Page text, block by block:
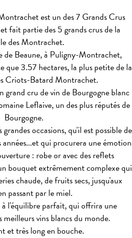
est un des 7 Grands Crus
fait partie des 5 grands crus de la
des Montrachet.
de Beaune, à Puligny-Montrachet,
que 3.57 hectares, la plus petite de la
Criots-Batard Montrachet.
grand cru de vin de Bourgogne blanc
Leflaive, un des plus réputés de
Bourgogne.
occasions, qu'il est possible de
qui procurera une émotion
: robe or avec des reflets
bouquet extrêmement complexe qui
chaude, de fruits secs, jusqu'aux
passant par le miel.
l'équilibre parfait, qui offrira une
vins blancs du monde.
et très long en bouche.